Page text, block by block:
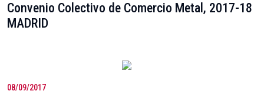
Convenio Colectivo de Comercio Metal, 2017-18
MADRID
08/09/2017